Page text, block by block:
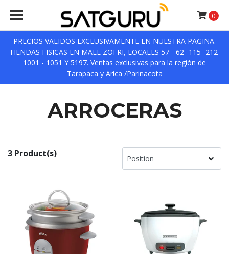
PRECIOS VALIDOS EXCLUSIVAMENTE EN NUESTRA PAGINA.
TIENDAS FISICAS EN MALL ZOFRI, LOCALES 57 - 62- 115- 212-
1001 - 1051 Y 5197. Ventas exclusivas para la región de
Tarapaca y Arica /Parinacota
0
ARROCERAS
3 Product(s)